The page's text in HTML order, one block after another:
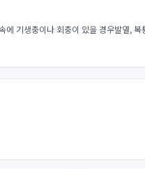
기생충이나 회충이 있을 경우발열,